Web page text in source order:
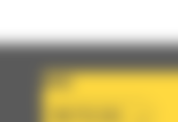
KRAJ